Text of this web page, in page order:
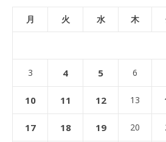
月 火 水 木
3 4 5 6
10 11 12 13
17 18 19 20